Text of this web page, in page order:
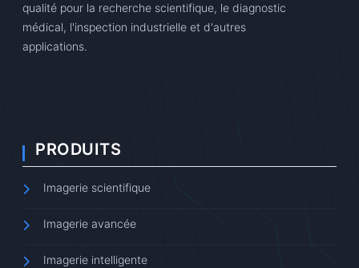
qualité pour la recherche scientifique, le diagnostic
médical, l'inspection industrielle et d'autres
applications.
PRODUITS
Imagerie scientifique
Imagerie avancée
Imagerie intelligente